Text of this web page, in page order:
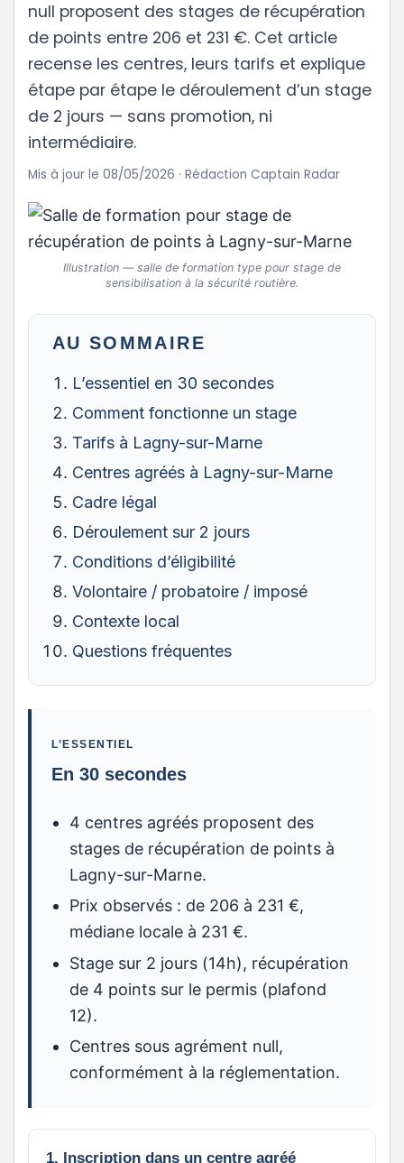
null proposent des stages de récupération
de points entre 206 et 231 €. Cet article
recense les centres, leurs tarifs et explique
étape par étape le déroulement d’un stage
de 2 jours — sans promotion, ni
intermédiaire.
Mis à jour le 08/05/2026 · Rédaction Captain Radar
Illustration — salle de formation type pour stage de
sensibilisation à la sécurité routière.
AU SOMMAIRE
L’essentiel en 30 secondes
Comment fonctionne un stage
Tarifs à Lagny-sur-Marne
Centres agréés à Lagny-sur-Marne
Cadre légal
Déroulement sur 2 jours
Conditions d’éligibilité
Volontaire / probatoire / imposé
Contexte local
Questions fréquentes
L’ESSENTIEL
En 30 secondes
4 centres agréés proposent des
stages de récupération de points à
Lagny-sur-Marne.
Prix observés : de 206 à 231 €,
médiane locale à 231 €.
Stage sur 2 jours (14h), récupération
de 4 points sur le permis (plafond
12).
Centres sous agrément null,
conformément à la réglementation.
1. Inscription dans un centre agréé